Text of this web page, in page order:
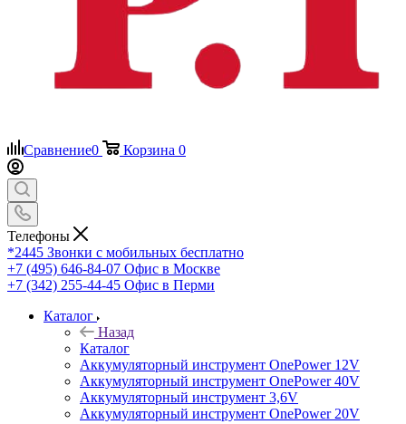
Сравнение0 Корзина 0
Телефоны
*2445 Звонки с мобильных бесплатно
+7 (495) 646-84-07 Офис в Москве
+7 (342) 255-44-45 Офис в Перми
Каталог
Назад
Каталог
Аккумуляторный инструмент OnePower 12V
Аккумуляторный инструмент OnePower 40V
Аккумуляторный инструмент 3,6V
Аккумуляторный инструмент OnePower 20V